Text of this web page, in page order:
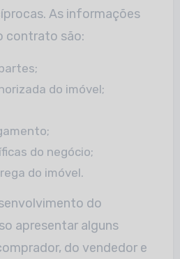
As informações
contrato são:
do imóvel;
do negócio;
do imóvel.
do
apresentar alguns
do vendedor e